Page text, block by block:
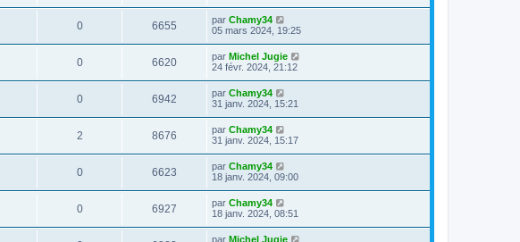
0 6655 par Chamy34
05 mars 2024, 19:25
0 6620 par Michel Jugie
24 févr. 2024, 21:12
0 6942 par Chamy34
31 janv. 2024, 15:21
2 8676 par Chamy34
31 janv. 2024, 15:17
0 6623 par Chamy34
18 janv. 2024, 09:00
0 6927 par Chamy34
18 janv. 2024, 08:51
par Michel Jugie